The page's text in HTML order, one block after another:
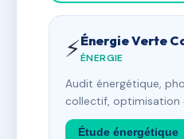
⚡Énergie Verte
ÉNERGIE
Audit énergétique,
collectif, optimisation
Étude énergétique